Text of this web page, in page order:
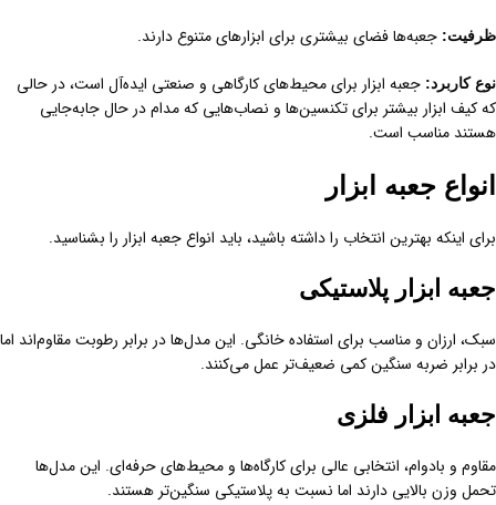
ظرفیت: جعبه‌ها فضای بیشتری برای ابزارهای متنوع دارند.
نوع کاربرد: جعبه ابزار برای محیط‌های کارگاهی و صنعتی ایده‌آل است، در حالی
که کیف ابزار بیشتر برای تکنسین‌ها و نصاب‌هایی که مدام در حال جابه‌جایی
هستند مناسب است.
انواع جعبه ابزار
برای اینکه بهترین انتخاب را داشته باشید، باید انواع جعبه ابزار را بشناسید.
جعبه ابزار پلاستیکی
سبک، ارزان و مناسب برای استفاده خانگی. این مدل‌ها در برابر رطوبت مقاوم‌اند اما
در برابر ضربه سنگین کمی ضعیف‌تر عمل می‌کنند.
جعبه ابزار فلزی
مقاوم و بادوام، انتخابی عالی برای کارگاه‌ها و محیط‌های حرفه‌ای. این مدل‌ها
تحمل وزن بالایی دارند اما نسبت به پلاستیکی سنگین‌تر هستند.